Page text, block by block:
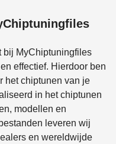
bij MyChiptuningfiles
effectief. Hierdoor ben
het chiptunen van je
in het chiptunen
modellen en
leveren wij
en wereldwijde